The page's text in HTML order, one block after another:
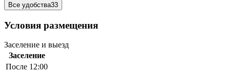
Все удобства33
Условия размещения
Заселение и выезд
Заселение
После 12:00